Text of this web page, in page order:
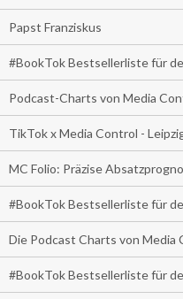
Papst Franziskus
#BookTok Bestsellerliste für
Podcast-Charts von Media
TikTok x Media Control -
MC Folio: Präzise
#BookTok Bestsellerliste für
Die Podcast Charts von Media
#BookTok Bestsellerliste für